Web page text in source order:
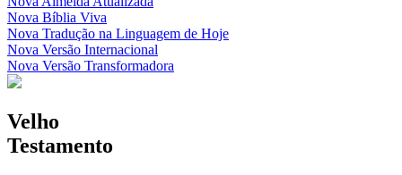
Nova Bíblia Viva
Nova Tradução na Linguagem de Hoje
Nova Versão Internacional
Nova Versão Transformadora
Velho
Testamento